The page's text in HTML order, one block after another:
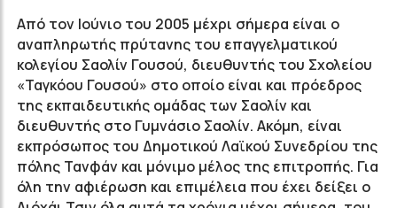
Από τον Ιούνιο του 2005 μέχρι σήμερα είναι ο
αναπληρωτής πρύτανης του επαγγελματικού
κολεγίου Σαολίν Γουσού, διευθυντής του Σχολείου
«Ταγκόου Γουσού» στο οποίο είναι και πρόεδρος
της εκπαιδευτικής ομάδας των Σαολίν και
διευθυντής στο Γυμνάσιο Σαολίν. Ακόμη, είναι
εκπρόσωπος του Δημοτικού Λαϊκού Συνεδρίου της
πόλης Τανφάν και μόνιμο μέλος της επιτροπής. Για
όλη την αφιέρωση και επιμέλεια που έχει δείξει ο